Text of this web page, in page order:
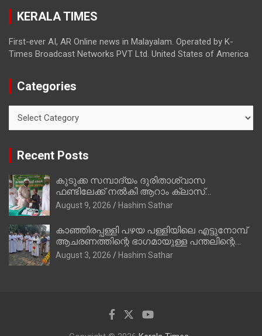
KERALA TIMES
First-ever AI, AR Online news in Malayalam. Operated by K-
Times Broadcast Networks PVT Ltd. United States of America
Categories
Recent Posts
കുടുക്ക സമ്പാദ്യം ദുരിതാശ്വാസ
ഫണ്ടിലേക്ക് നൽകി ആറാം ക്ലാസ്
വിദ്യാർത്ഥി അമാൻ
August 9, 2026 Hashim Sathar
കാഞ്ഞിരപ്പള്ളി പഴയ പള്ളിയിലെ എട്ടുനോമ്പ്
ആചരണത്തിന്റെ ഭാഗമായുള്ള പന്തലിന്റെ
കാൽനാട്ട് കർമ്മം ആർച്ച് പ്രീസ്റ്റ് വെരി.
റവ.ഫാ. കുര്യൻ താമരശ്ശേരി നിർവഹിക്കുന്നു.
August 3, 2026 Hashim Sathar